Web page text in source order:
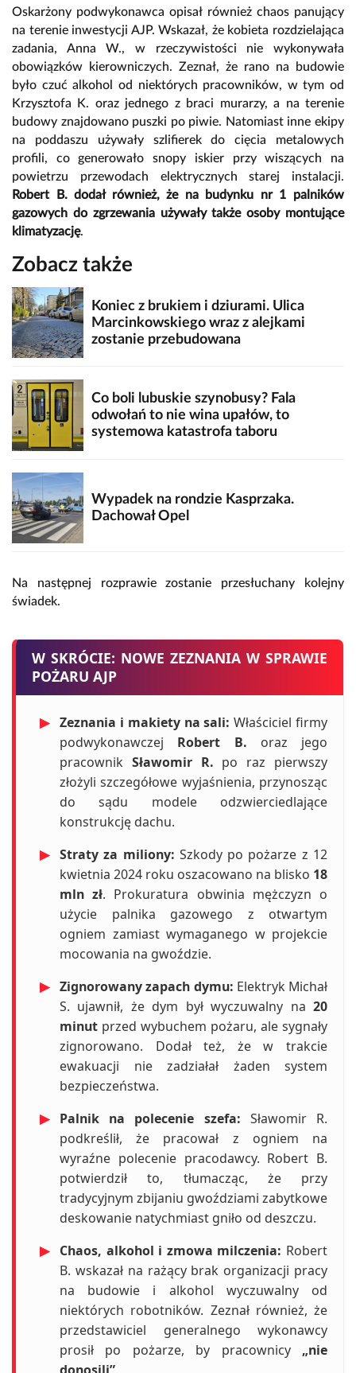
Oskarżony podwykonawca opisał również chaos panujący
na terenie inwestycji AJP. Wskazał, że kobieta rozdzielająca
zadania, Anna W., w rzeczywistości nie wykonywała
obowiązków kierowniczych. Zeznał, że rano na budowie
było czuć alkohol od niektórych pracowników, w tym od
Krzysztofa K. oraz jednego z braci murarzy, a na terenie
budowy znajdowano puszki po piwie. Natomiast inne ekipy
na poddaszu używały szlifierek do cięcia metalowych
profili, co generowało snopy iskier przy wiszących na
powietrzu przewodach elektrycznych starej instalacji.
Robert B. dodał również, że na budynku nr 1
palników
gazowych do zgrzewania używały także osoby montujące
klimatyzację.
Zobacz także
Koniec z brukiem i dziurami. Ulica
Marcinkowskiego wraz z alejkami
zostanie przebudowana
Co boli lubuskie szynobusy? Fala
odwołań to nie wina upałów, to
systemowa katastrofa taboru
Wypadek na rondzie Kasprzaka.
Dachował Opel
Na następnej rozprawie zostanie przesłuchany kolejny
świadek.
W SKRÓCIE: NOWE ZEZNANIA W SPRAWIE
POŻARU AJP
▶ Zeznania i makiety na sali: Właściciel firmy
podwykonawczej Robert B. oraz jego
pracownik Sławomir R. po raz pierwszy
złożyli szczegółowe wyjaśnienia, przynosząc
do sądu modele odzwierciedlające
konstrukcję dachu.
▶ Straty za miliony: Szkody po pożarze z 12
kwietnia 2024 roku oszacowano na blisko 18
mln zł. Prokuratura obwinia mężczyzn o
użycie palnika gazowego z otwartym
ogniem zamiast wymaganego w projekcie
mocowania na gwoździe.
▶ Zignorowany zapach dymu: Elektryk Michał
S. ujawnił, że dym był wyczuwalny na 20
minut przed wybuchem pożaru, ale sygnały
zignorowano. Dodał też, że w trakcie
ewakuacji nie zadziałał żaden system
bezpieczeństwa.
▶
Palnik na polecenie szefa: Sławomir R.
podkreślił, że pracował z ogniem na
wyraźne polecenie pracodawcy. Robert B.
potwierdził to, tłumacząc, że przy
tradycyjnym zbijaniu gwoździami zabytkowe
deskowanie natychmiast gniło od deszczu.
▶
Chaos, alkohol i zmowa milczenia: Robert
B. wskazał na rażący brak organizacji pracy
na budowie i alkohol wyczuwalny od
niektórych robotników. Zeznał również, że
przedstawiciel generalnego wykonawcy
prosił po pożarze, by pracownicy „nie